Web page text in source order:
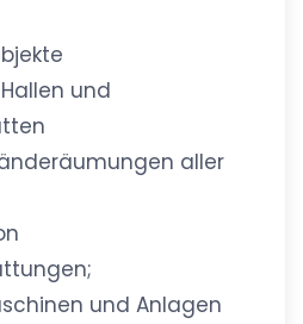
und
aller
und Anlagen